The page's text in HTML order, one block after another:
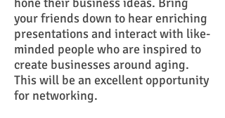
your friends down to hear enriching
presentations and interact with like-
minded people who are inspired to
create businesses around aging.
This will be an excellent opportunity
for networking.